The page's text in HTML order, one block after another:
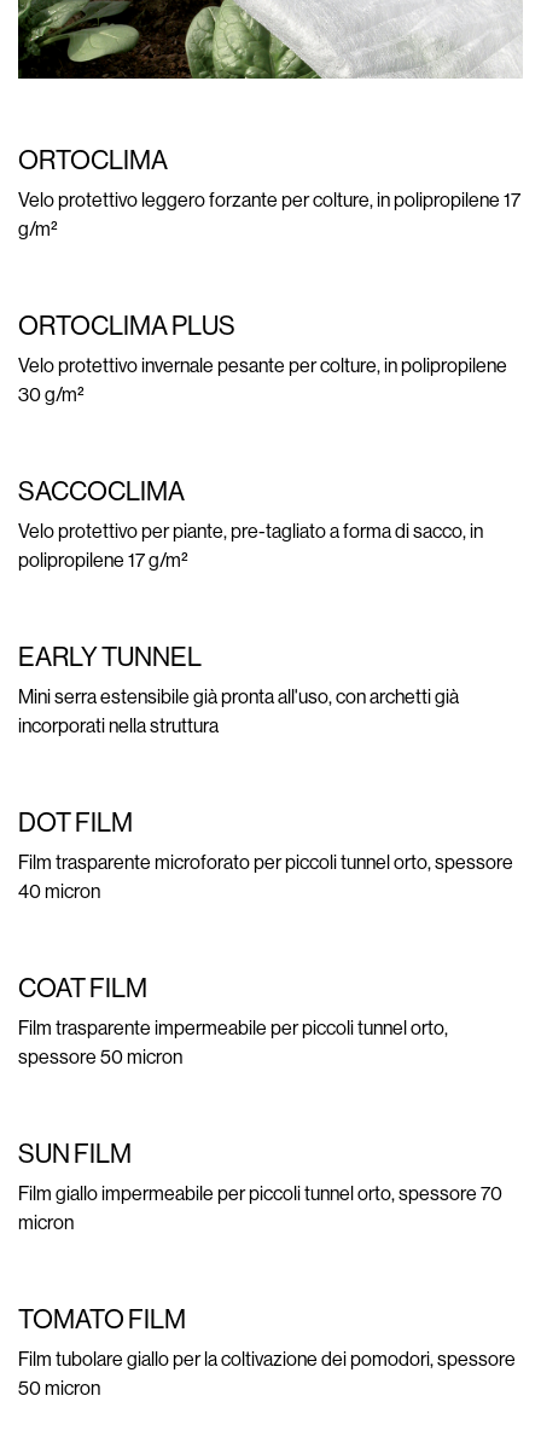
ORTOCLIMA
Velo protettivo leggero forzante per colture, in polipropilene 17
g/m²
ORTOCLIMA PLUS
Velo protettivo invernale pesante per colture, in polipropilene
30 g/m²
SACCOCLIMA
Velo protettivo per piante, pre-tagliato a forma di sacco, in
polipropilene 17 g/m²
EARLY TUNNEL
Mini serra estensibile già pronta all'uso, con archetti già
incorporati nella struttura
DOT FILM
Film trasparente microforato per piccoli tunnel orto, spessore
40 micron
COAT FILM
Film trasparente impermeabile per piccoli tunnel orto,
spessore 50 micron
SUN FILM
Film giallo impermeabile per piccoli tunnel orto, spessore 70
micron
TOMATO FILM
Film tubolare giallo per la coltivazione dei pomodori, spessore
50 micron